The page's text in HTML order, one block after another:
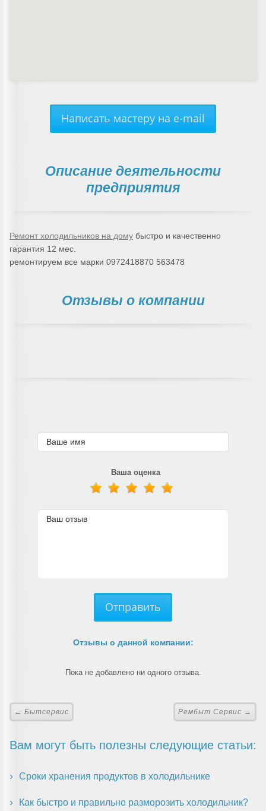
Написать мастеру на e-mail
Описание деятельности
предприятия
Ремонт холодильников на дому быстро и качественно
гарантия 12 мес.
ремонтируем все марки 0972418870 563478
Отзывы о компании
Ваша оценка
Отправить
Отзывы о данной компании:
Пока не добавлено ни одного отзыва.
← Бытсервис Рембыт Сервис →
Вам могут быть полезны следующие статьи:
Сроки хранения продуктов в холодильнике
Как быстро и правильно разморозить холодильник?